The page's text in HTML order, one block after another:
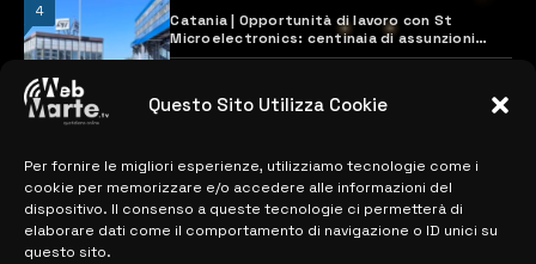
Questo Sito Utilizza Cookie
Per fornire le migliori esperienze, utilizziamo tecnologie come i
cookie per memorizzare e/o accedere alle informazioni del
dispositivo. Il consenso a queste tecnologie ci permetterà di
elaborare dati come il comportamento di navigazione o ID unici su
questo sito.
4
Catania | Opportunità di lavoro con St
Microelectronics: centinaia di assunzioni
previste
MAPPA DEL SITO
> NOTIZIE